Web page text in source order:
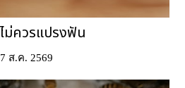
ไม่ควรแปรงฟัน
7 ส.ค. 2569